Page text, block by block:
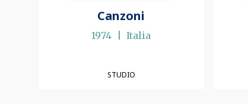
Canzoni
1974 Italia
STUDIO